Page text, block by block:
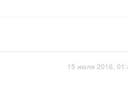
15 июля 2016,